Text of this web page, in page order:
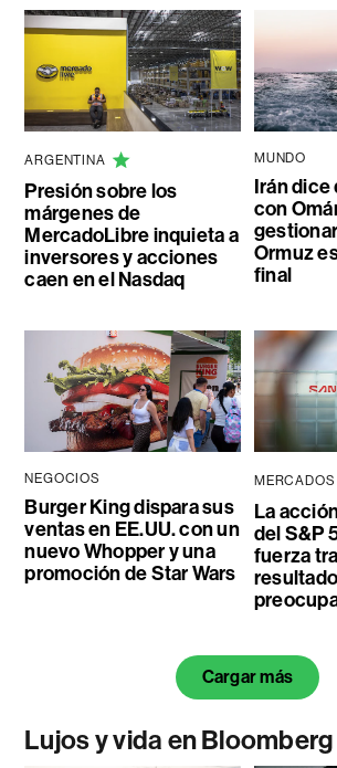
ARGENTINA
Presión sobre los
márgenes de
MercadoLibre inquieta a
inversores y acciones
caen en el Nasdaq
MUNDO
Irán dice
con
Ormuz
final
NEGOCIOS
Burger King dispara sus
ventas en EE.UU. con un
nuevo Whopper y una
promoción de Star Wars
MERCADOS
La
del S&P
fuerza
Cargar más
Lujos y vida en